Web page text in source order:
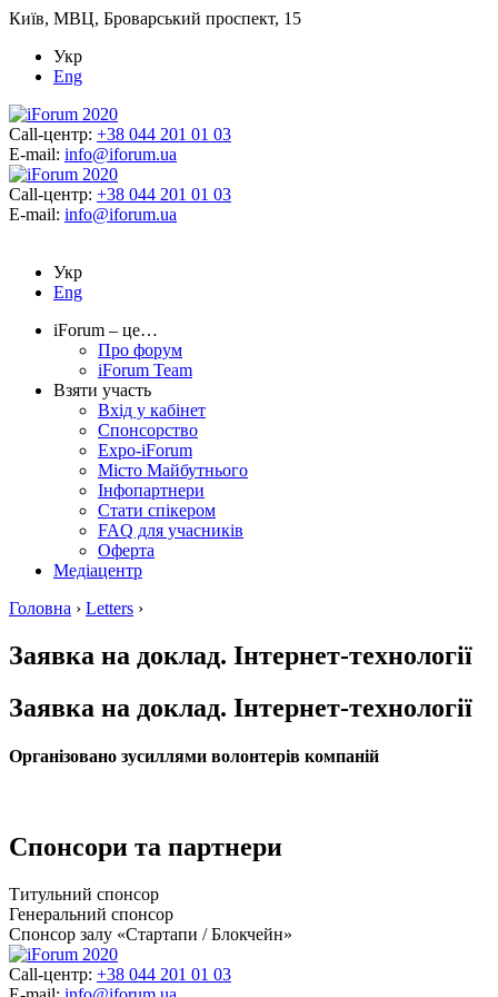
Київ, МВЦ, Броварський проспект, 15
Укр
Eng
Call-центр: +38 044 201 01 03
E-mail: info@iforum.ua
Call-центр: +38 044 201 01 03
E-mail: info@iforum.ua
Укр
Eng
iForum – це…
Про форум
iForum Team
Взяти участь
Вхід у кабінет
Спонсорство
Expo-iForum
Місто Майбутнього
Інфопартнери
Стати спікером
FAQ для учасників
Оферта
Медіацентр
Головна › Letters ›
Заявка на доклад. Інтернет-технології
Заявка на доклад. Інтернет-технології
Організовано зусиллями волонтерів компаній
Спонсори та партнери
Титульний спонсор
Генеральний спонсор
Спонсор залу «Стартапи / Блокчейн»
Call-центр: +38 044 201 01 03